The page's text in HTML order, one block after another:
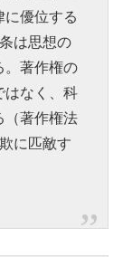
に優位する
は思想の
。著作権の
はなく、科
（著作権法
に匹敵す